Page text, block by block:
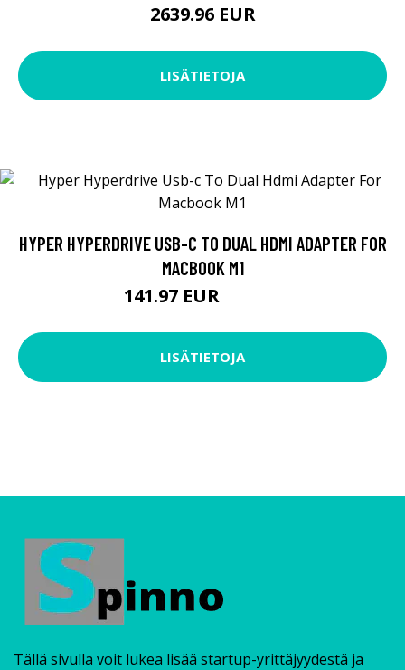
2639.96 EUR
LISÄTIETOJA
HYPER HYPERDRIVE USB-C TO DUAL HDMI ADAPTER FOR
MACBOOK M1
141.97 EUR
LISÄTIETOJA
Tällä sivulla voit lukea lisää startup-yrittäjyydestä ja